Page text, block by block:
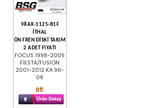
98AX-1125-B1F
İTHAL
ÖN FREN DİSKİ TAKIM
2 ADET FIYATI
FOCUS 1998-2005
FİESTA/FUSİON
2001-2012 KA 96-
08
0